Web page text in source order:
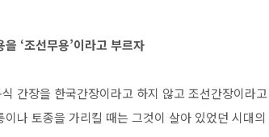
을 ‘조선무용’이라고 부르자
간장을 한국간장이라고 하지 않고 조선간장이라
이나 토종을 가리킬 때는 그것이 살아 있었던 시대